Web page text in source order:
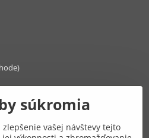
na sieťach
súkromia
zlepšenie vašej návštevy tejto